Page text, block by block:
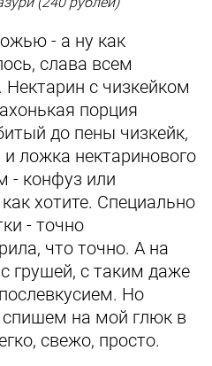
- а ну как
слава всем
с чизкейком
порция
до пены чизкейк,
и ложка нектаринового
- конфуз или
хотите. Специально
- точно
что точно. А на
грушей, с таким даже
Но
на мой глюк в
свежо, просто.